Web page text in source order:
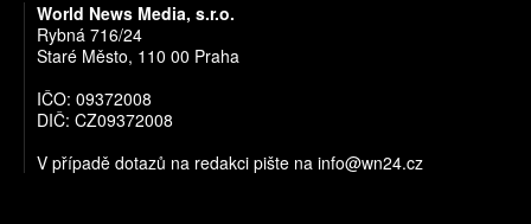
World News Media, s.r.o.
Rybná 716/24
Staré Město, 110 00 Praha
IČO: 09372008
DIČ: CZ09372008
V případě dotazů na redakci pište na info@wn24.cz